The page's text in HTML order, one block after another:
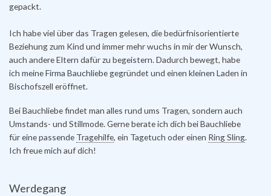
gepackt.
Ich habe viel über das Tragen gelesen, die bedürfnisorientierte
Beziehung zum Kind und immer mehr wuchs in mir der Wunsch,
auch andere Eltern dafür zu begeistern. Dadurch bewegt, habe
ich meine Firma Bauchliebe gegründet und einen kleinen Laden in
Bischofszell eröffnet.
Bei Bauchliebe findet man alles rund ums Tragen, sondern auch
Umstands- und Stillmode.Gerne berate ich dich bei Bauchliebe
für eine passende Tragehilfe, ein Tagetuch oder einen Ring Sling.
Ich freue mich auf dich!
Werdegang